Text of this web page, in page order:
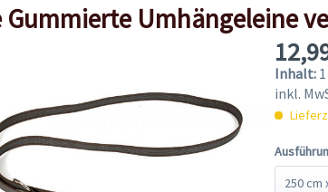
Gummierte Umhängeleine
Inhalt:
inkl.